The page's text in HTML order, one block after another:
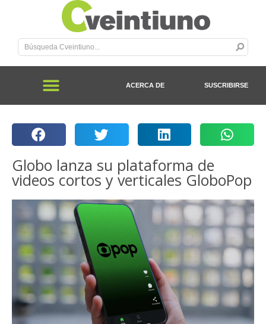
ACERCA DE SUSCRIBIRSE
Globo lanza su plataforma de
videos cortos y verticales GloboPop